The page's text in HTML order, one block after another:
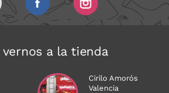
vernos a la tienda
Cirilo Amorós
Valencia